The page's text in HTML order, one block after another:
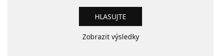
Zobrazit výsledky